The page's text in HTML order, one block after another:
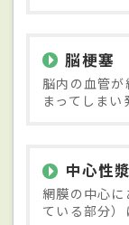
脳梗塞
脳内の血管
まってしま
中心性
網膜の中心に
ている部分